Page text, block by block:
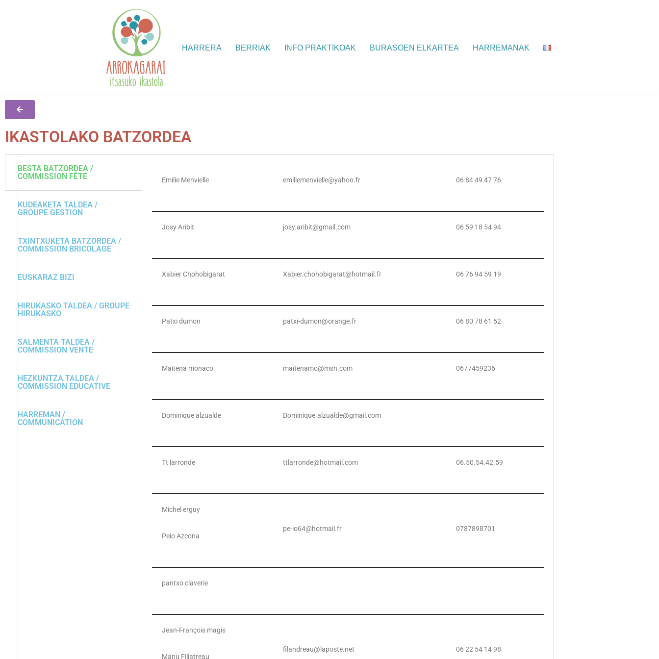
HARRERA BERRIAK INFO PRAKTIKOAK BURASOEN ELKARTEA HARREMANAK
IKASTOLAKO BATZORDEA
BESTA BATZORDEA /
COMMISSION FÊTE
KUDEAKETA TALDEA /
GROUPE GESTION
TXINTXUKETA BATZORDEA /
COMMISSION BRICOLAGE
EUSKARAZ BIZI
HIRUKASKO TALDEA / GROUPE
HIRUKASKO
SALMENTA TALDEA /
COMMISSION VENTE
HEZKUNTZA TALDEA /
COMMISSION ÉDUCATIVE
HARREMAN /
COMMUNICATION
Emilie Menvielle emiliemenvielle@yahoo.fr 06 84 49 47 76
Josy Aribit josy.aribit@gmail.com 06 59 18 54 94
Xabier Chohobigarat Xabier.chohobigarat@hotmail.fr 06 76 94 59 19
Patxi dumon patxi-dumon@orange.fr 06 80 78 61 52
Maitena monaco maitenamo@msn.com 0677459236
Dominique alzualde Dominique.alzualde@gmail.com
Tt larronde ttlarronde@hotmail.com 06.50.54.42.59
Michel erguy
Peio Azcona
pe-io64@hotmail.fr 0787898701
pantxo claverie
Jean-François magis
Manu Filiatreau
filandreau@laposte.net 06 22 54 14 98